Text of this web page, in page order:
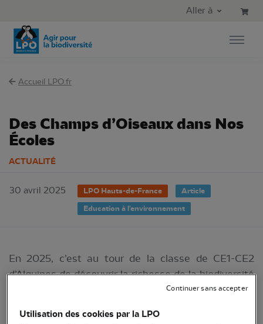
Aller au menu principal
Aller à
Accueil LPO.fr
Des Champs d’Oiseaux dans Nos
Écoles
ACTUALITÉ
30 avril 2025 LPO Hauts-de-France
Article
Education à l'environnement
En 2025, c’est au tour de la classe de CE1-CE2
d’Alquines de découvrir la richesse de la biodiversité
Utilisation des cookies par la LPO
Continuer sans accepter